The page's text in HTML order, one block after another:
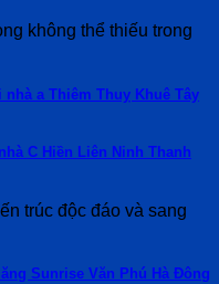
không thể thiếu trong
a Thiêm Thuỵ Khuê Tây
C Hiền Liên Ninh Thanh
trúc độc đáo và sang
Sunrise Văn Phú Hà Đông